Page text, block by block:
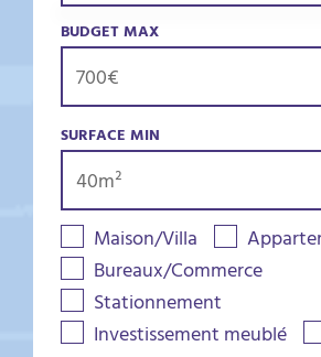
BUDGET MAX
SURFACE MIN
Maison/Villa
Bureaux/Commerce
Stationnement
Investissement meublé